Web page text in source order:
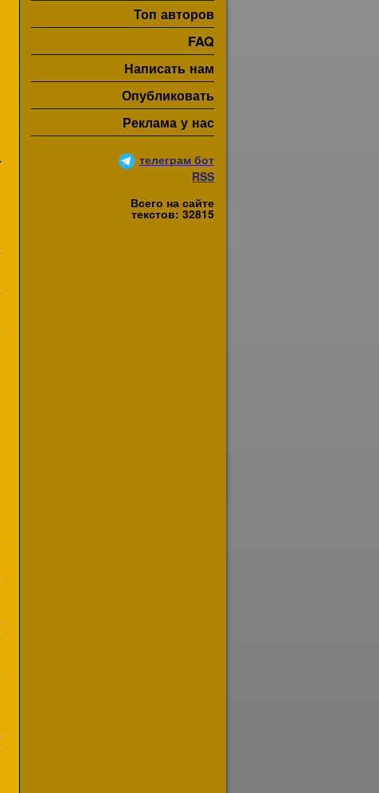
Топ авторов
FAQ
Написать нам
Опубликовать
Реклама у нас
телеграм бот
RSS
Всего на сайте
текстов: 32815